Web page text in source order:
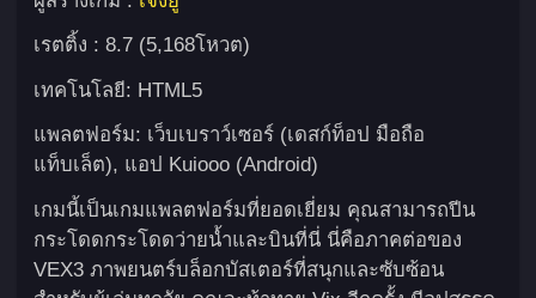
เรตติ้ง : 8.7 (5,168โหวต)
เทคโนโลยี: HTML5
แพลตฟอร์ม: เว็บเบราว์เซอร์ (เดสก์ท็อป มือถือ
แท็บเล็ต), แอป Kuiooo (Android)
เกมนี้เป็นเกมแพลตฟอร์มที่ยอดเยี่ยม คุณสามารถปีน
กระโดดกระโดดว่ายน้ำและบินที่นี่ นี่คือภาคต่อของ
VEX3 ภาพยนตร์บล็อกบัสเตอร์ที่สนุกและซับซ้อน